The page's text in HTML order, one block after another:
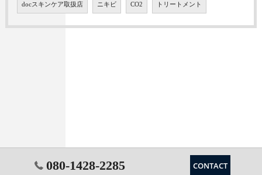
docスキンケア取扱店 ニキビ CO2 トリートメント
080-1428-2285 CONTACT